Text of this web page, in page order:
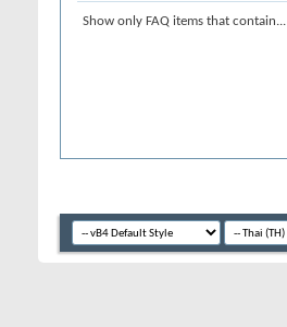
Show only FAQ items that contain...